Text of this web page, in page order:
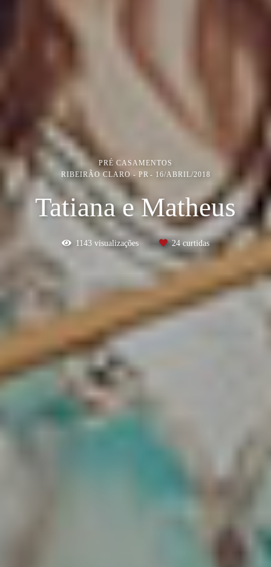
PRÉ CASAMENTOS
RIBEIRÃO CLARO - PR
16/ABRIL/2018
Tatiana e Matheus
1143 visualizações 24 curtidas